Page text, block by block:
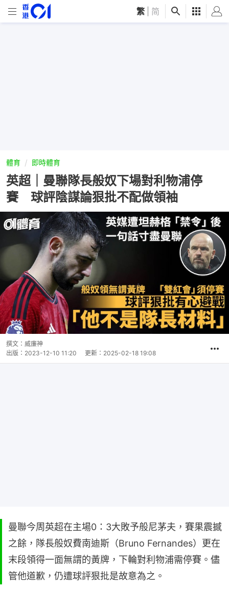
繁 简
體育 即時體育
英超｜曼聯隊長般奴下場對利物浦停
賽 球評陰謀論狠批不配做領袖
撰文： 威廉神
出版： 2023-12-10 11:20 更新： 2025-02-18 19:08
曼聯今周英超在主場0：3大敗予般尼茅夫，賽果震撼
之餘，隊長般奴費南迪斯（Bruno Fernandes）更在
末段領得一面無謂的黃牌，下輪對利物浦需停賽。儘
管他道歉，仍遭球評狠批是故意為之。